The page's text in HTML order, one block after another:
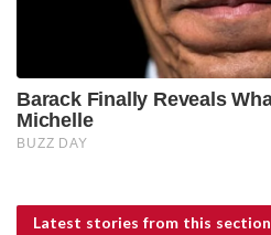
Latest stories from this section